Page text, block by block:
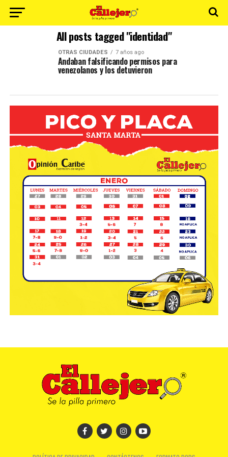
All posts tagged "identidad"
OTRAS CIUDADES 7 años ago
Andaban falsificando permisos para
venezolanos y los detuvieron